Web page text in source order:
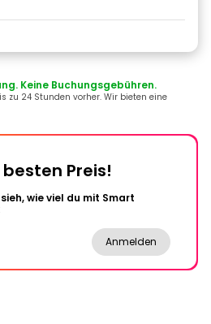
Keine Buchungsgebühren.
zu 24 Stunden vorher. Wir bieten eine
Preis!
wie viel du mit Smart
Anmelden